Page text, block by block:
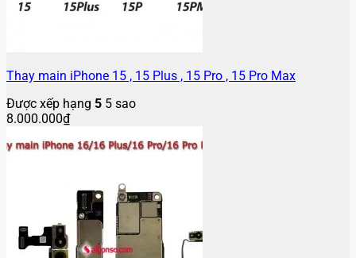
Thay main iPhone 15 , 15 Plus , 15 Pro , 15 Pro Max
Được xếp hạng 5 5 sao
8.000.000₫